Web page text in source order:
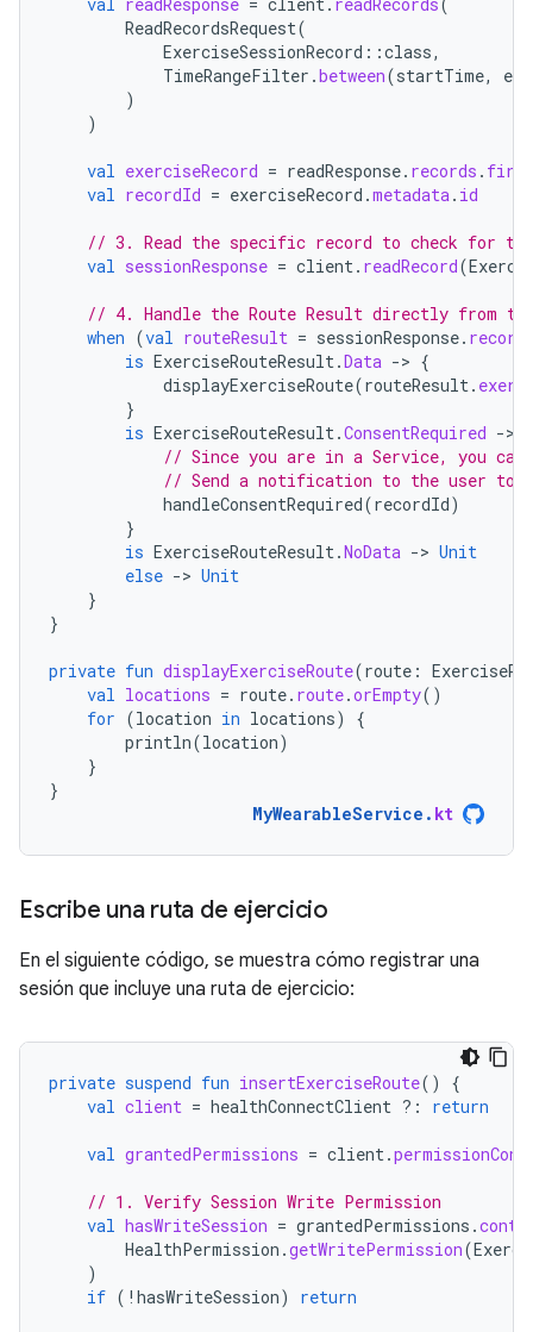
ReadRecordsRequest(
ExerciseSessionRecord ::class,
TimeRangeFilter .between(startTime,
)
)
val exerciseRecord = readResponse. records .
val recordId = exerciseRecord .metadata. id
// 3. Read the specific record to check for
val sessionResponse = client. readRecord(
// 4. Handle the Route Result directly from the
when (val routeResult = sessionResponse. record
is ExerciseRouteResult.Data -> {
displayExerciseRoute(routeResult.
}
is ExerciseRouteResult.ConsentRequired ->
// Since you are in a Service, you
// Send a notification to the user to
handleConsentRequired(recordId)
}
is ExerciseRouteResult.NoData -> Unit
else -> Unit
}
}
private fun displayExerciseRoute(route :
val locations = route. route.orEmpty()
for (location in locations)
{
println(location)
}
}
MyWearableService . kt
Escribe una ruta de ejercicio
En el siguiente código, se muestra cómo registrar una
sesión que incluye una ruta de ejercicio:
private suspend fun insertExerciseRoute()
{
val client = healthConnectClient ?: return
val grantedPermissions = client.
// 1. Verify Session Write Permission
val hasWriteSession = grantedPermissions .
HealthPermission .getWritePermission(
)
if ( ! hasWriteSession) return